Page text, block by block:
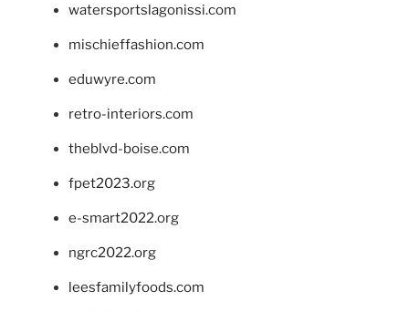
watersportslagonissi.com
mischieffashion.com
eduwyre.com
retro-interiors.com
theblvd-boise.com
fpet2023.org
e-smart2022.org
ngrc2022.org
leesfamilyfoods.com